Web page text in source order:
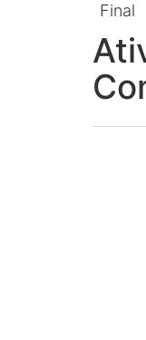
Final